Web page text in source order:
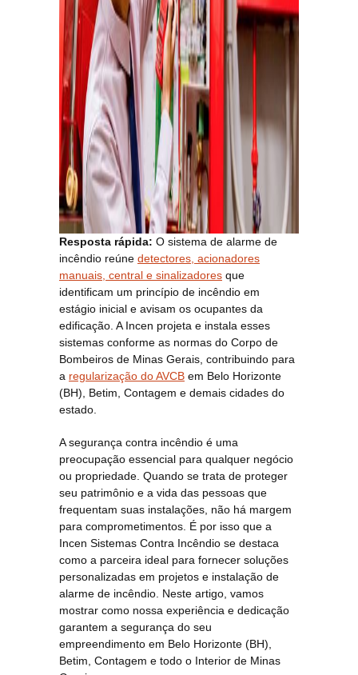
Resposta rápida: O sistema de alarme de
incêndio reúne detectores, acionadores
manuais, central e sinalizadores que
identificam um princípio de incêndio em
estágio inicial e avisam os ocupantes da
edificação. A Incen projeta e instala esses
sistemas conforme as normas do Corpo de
Bombeiros de Minas Gerais, contribuindo para
a regularização do AVCB em Belo Horizonte
(BH), Betim, Contagem e demais cidades do
estado.
A segurança contra incêndio é uma
preocupação essencial para qualquer negócio
ou propriedade. Quando se trata de proteger
seu patrimônio e a vida das pessoas que
frequentam suas instalações, não há margem
para comprometimentos. É por isso que a
Incen Sistemas Contra Incêndio se destaca
como a parceira ideal para fornecer soluções
personalizadas em projetos e instalação de
alarme de incêndio. Neste artigo, vamos
mostrar como nossa experiência e dedicação
garantem a segurança do seu
empreendimento em Belo Horizonte (BH),
Betim, Contagem e todo o Interior de Minas